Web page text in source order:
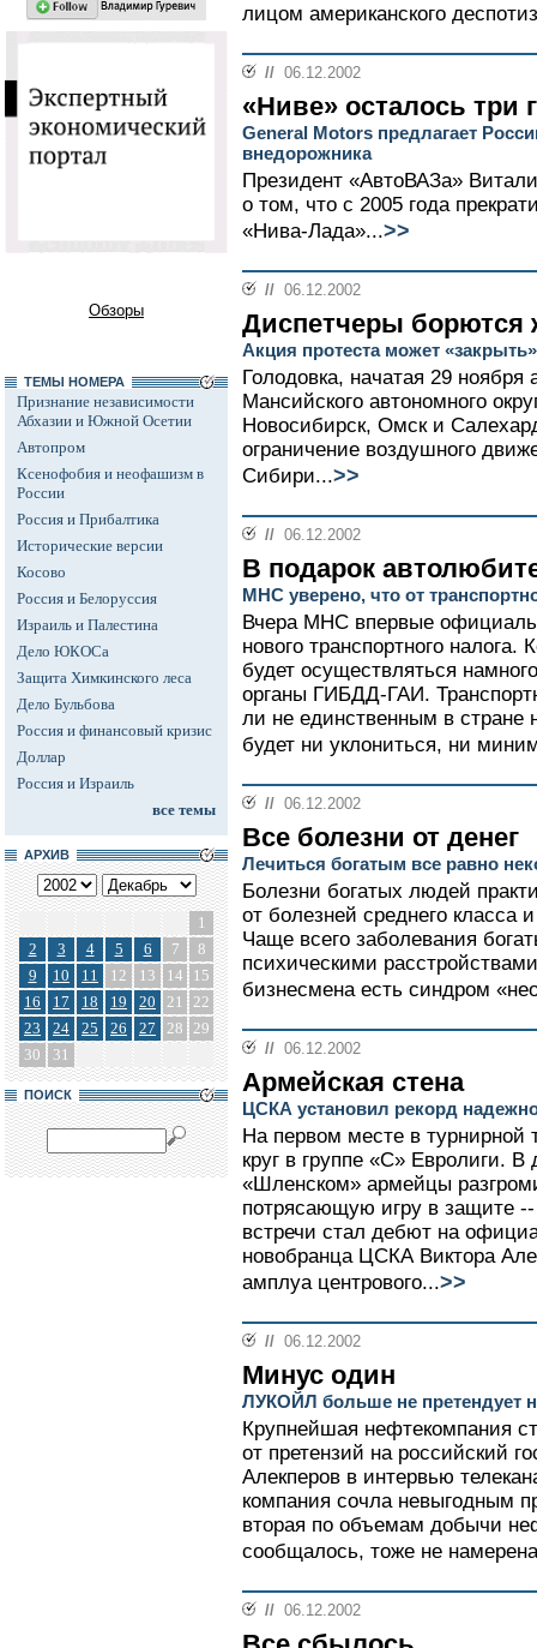
Обзоры
ТЕМЫ НОМЕРА
Признание независимости
Абхазии и Южной Осетии
Автопром
Ксенофобия и неофашизм в
России
Россия и Прибалтика
Исторические версии
Косово
Россия и Белоруссия
Израиль и Палестина
Дело ЮКОСа
Защита Химкинского леса
Дело Бульбова
Россия и финансовый кризис
Доллар
Россия и Израиль
все темы
АРХИВ
1
2
3 4 5 6 7
8
9
10 11 12 13 14
15
16
17 18 19 20 21
22
23
24 25 26 27 28 29
30
31
ПОИСК
лицом американского
// 06.12.2002
«Ниве» осталось три
General Motors предлагает
внедорожника
Президент «АвтоВАЗа»
о том, что с 2005 года
«Нива-Лада»...>>
// 06.12.2002
Диспетчеры борются
Акция протеста может
Голодовка, начатая 29
Мансийского автономного
Новосибирск, Омск и
ограничение воздушного
Сибири...>>
// 06.12.2002
В подарок
МНС уверено, что от
Вчера МНС впервые
нового транспортного налога.
будет осуществляться
органы ГИБДД-ГАИ.
ли не единственным в стране
будет ни уклониться, ни
// 06.12.2002
Все болезни от денег
Лечиться богатым все равно
Болезни богатых людей
от болезней среднего класса
Чаще всего заболевания
психическими
бизнесмена есть синдром
// 06.12.2002
Армейская стена
ЦСКА установил рекорд
На первом месте в
круг в группе «С» Евролиги.
«Шленском» армейцы
потрясающую игру в защите
встречи стал дебют на
новобранца ЦСКА Виктора
амплуа центрового...>>
// 06.12.2002
Минус один
ЛУКОЙЛ больше не претендует
Крупнейшая нефтекомпания
от претензий на российский
Алекперов в интервью
компания сочла невыгодным
вторая по объемам добычи
сообщалось, тоже не
// 06.12.2002